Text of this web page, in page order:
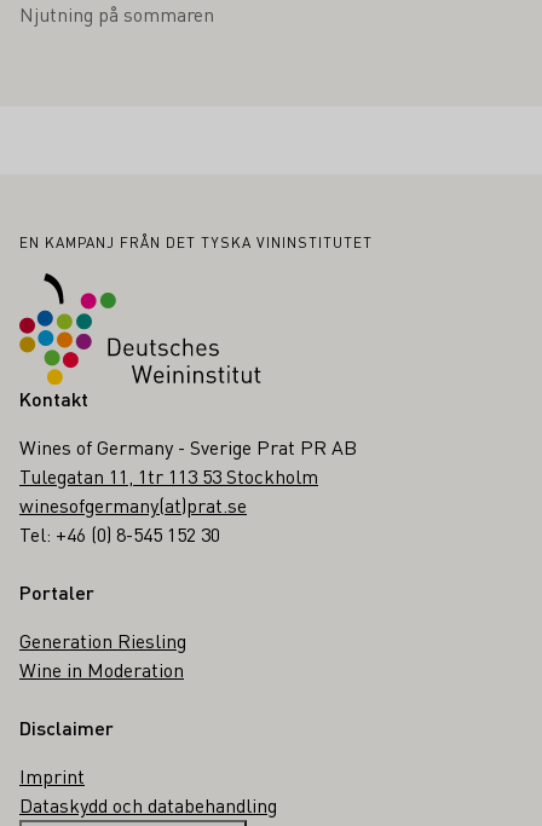
Njutning på sommaren
Sidfot
EN KAMPANJ FRÅN DET TYSKA VININSTITUTET
Kontakt
Wines of Germany - Sverige Prat PR AB
Tulegatan 11, 1tr 113 53 Stockholm
winesofgermany(at)prat.se
Tel: +46 (0) 8-545 152 30
Portaler
Generation Riesling
Wine in Moderation
Disclaimer
Imprint
Dataskydd och databehandling